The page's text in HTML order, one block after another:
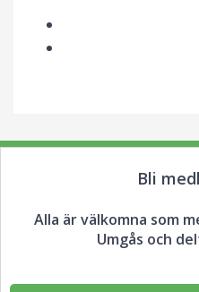
Bli
Alla är välkomna som
Umgås och